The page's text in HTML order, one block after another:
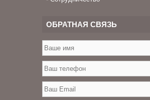
ОБРАТНАЯ СВЯЗЬ